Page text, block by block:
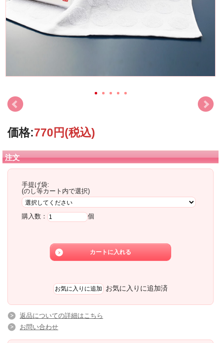
価格:770円(税込)
注文
手提げ袋:
(のし等カート内で選択)
購入数： 個
お気に入りに追加済
返品についての詳細はこちら
お問い合わせ